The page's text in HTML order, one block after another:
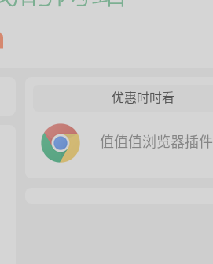
优惠时时看
值值值浏览器插件